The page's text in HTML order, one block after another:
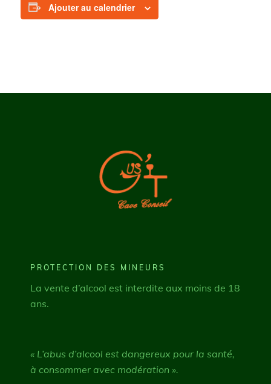
Ajouter au calendrier
PROTECTION DES MINEURS
La vente d’alcool est interdite aux moins de 18
ans.
« L’abus d’alcool est dangereux pour la santé,
à consommer avec modération ».